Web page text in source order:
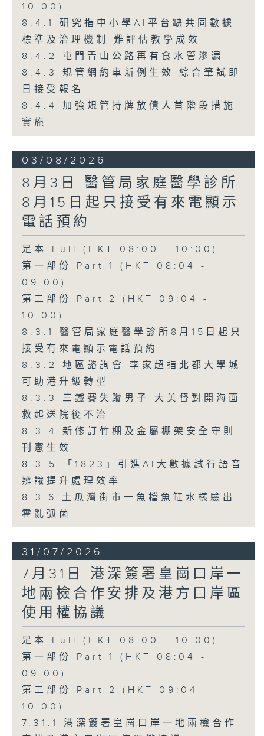
10:00)
8.4.1 研究指中小學AI平台缺共同數據
標準及治理機制 難評估教學成效
8.4.2 屯門青山公路再有食水管滲漏
8.4.3 規管網約車新例生效 綜合筆試即
日接受報名
8.4.4 加強規管持牌放債人首階段措施
實施
03/08/2026
8月3日 醫管局家庭醫學診所
8月15日起只接受有來電顯示
電話預約
足本 Full (HKT 08:00 - 10:00)
第一部份 Part 1 (HKT 08:04 -
09:00)
第二部份 Part 2 (HKT 09:04 -
10:00)
8.3.1 醫管局家庭醫學診所8月15日起只
接受有來電顯示電話預約
8.3.2 地區諮詢會 李家超指北都大學城
可助港升級轉型
8.3.3 三鐵賽失蹤男子 大美督對開海面
救起送院後不治
8.3.4 新修訂竹棚及金屬棚架安全守則
刊憲生效
8.3.5 「1823」引進AI大數據試行語音
辨識提升處理效率
8.3.6 土瓜灣街市一魚檔魚缸水樣驗出
霍亂弧菌
31/07/2026
7月31日 港深簽署皇崗口岸一
地兩檢合作安排及港方口岸區
使用權協議
足本 Full (HKT 08:00 - 10:00)
第一部份 Part 1 (HKT 08:04 -
09:00)
第二部份 Part 2 (HKT 09:04 -
10:00)
7.31.1 港深簽署皇崗口岸一地兩檢合作